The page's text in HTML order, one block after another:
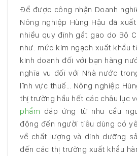
Để được công nhận Doanh
Nông nghiệp Hùng Hậu đã
nhiều quy định gắt gao do Bộ
như: mức kim ngạch xuất khẩu
kinh doanh đối với bạn hàng
nghĩa vụ đối với Nhà nước
lĩnh vực thuế… Nông nghiệp
thị trường hầu hết các châu lục
phẩm đáp ứng từ nhu cầu
động đến người tiêu dùng có
về chất lượng và dinh dưỡng
đến các thị trường xuất khẩu